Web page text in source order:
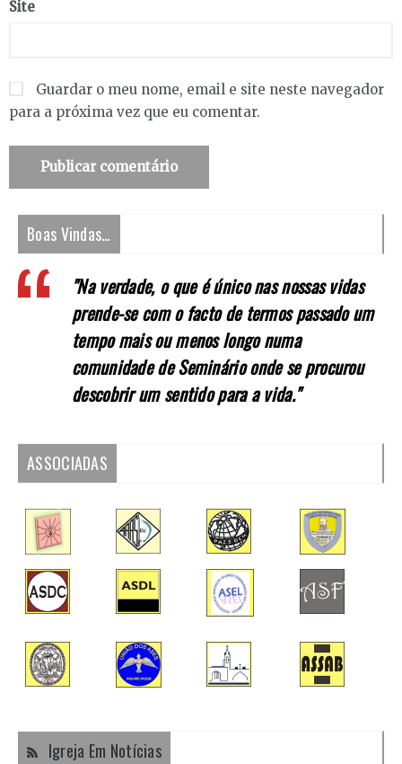
Site
Guardar o meu nome, email e site neste navegador
para a próxima vez que eu comentar.
Boas Vindas…
"Na verdade, o que é único nas nossas vidas
prende-se com o facto de termos passado um
tempo mais ou menos longo numa
comunidade de Seminário onde se procurou
descobrir um sentido para a vida."
ASSOCIADAS
Igreja Em Notícias